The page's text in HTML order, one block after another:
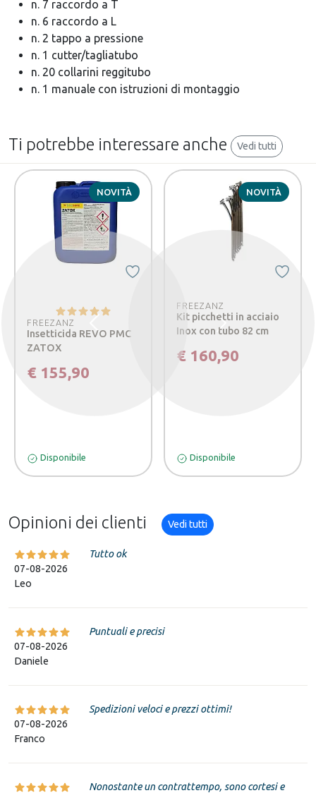
n. 7 raccordo a T
n. 6 raccordo a L
n. 2 tappo a pressione
n. 1 cutter/tagliatubo
n. 20 collarini reggitubo
n. 1 manuale con istruzioni di montaggio
Ti potrebbe interessare anche Vedi tutti
NOVITÀ
FREEZANZ
Insetticida REVO PMC
ZATOX
€ 155,90
Disponibile
NOVITÀ
FREEZANZ
Kit picchetti in acciaio
Inox con tubo 82 cm
€ 160,90
Disponibile
Precedente Successivo
Opinioni dei clienti Vedi tutti
07-08-2026
Leo
Tutto ok
07-08-2026
Daniele
Puntuali e precisi
07-08-2026
Franco
Spedizioni veloci e prezzi ottimi!
Nonostante un contrattempo, sono cortesi e